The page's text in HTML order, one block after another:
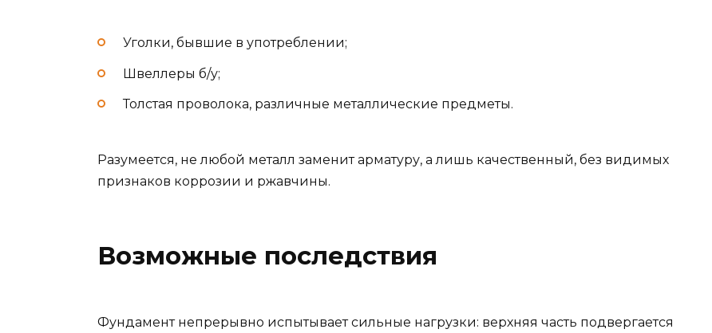
Уголки, бывшие в употреблении;
Швеллеры б/у;
Толстая проволока, различные металлические предметы.
Разумеется, не любой металл заменит арматуру, а лишь качественный, без видимых
признаков коррозии и ржавчины.
Возможные последствия
Фундамент непрерывно испытывает сильные нагрузки: верхняя часть подвергается